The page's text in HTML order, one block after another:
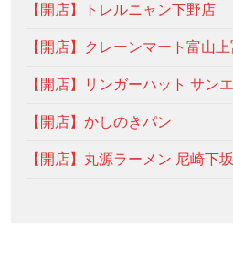
【開店】トレルニャン下野店
【開店】クレーンマート富山
【開店】リンガーハット サン
【開店】かしのきパン
【開店】丸源ラーメン 尼崎下